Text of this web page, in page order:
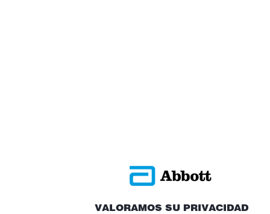
VALORAMOS SU PRIVACIDAD